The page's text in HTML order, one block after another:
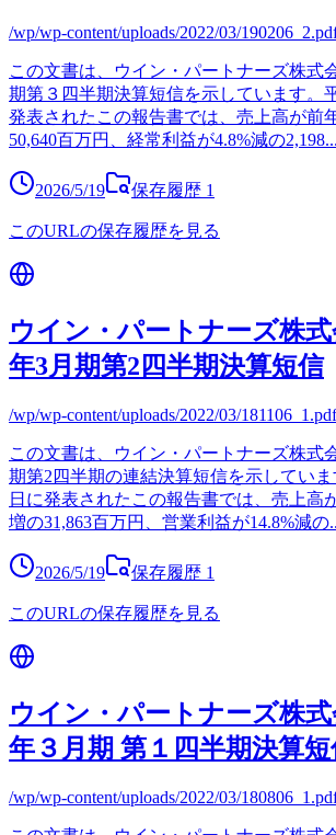
/wp/wp-content/uploads/2022/03/
この文書は、ウイン・パートナーズ株式
期第３四半期決算短信を示しています。
発表されたこの報告書では、売上高が前
50,640百万円、経常利益が4.8%減の2,198...
2026/5/19 保存履歴 1
このURLの保存履歴を見る
ウイン・パートナーズ株式
年3月期第2四半期決算短信
/wp/wp-content/uploads/2022/03/181106_1.pdf
この文書は、ウイン・パートナーズ株式
期第2四半期の連結決算短信を示してい
日に発表されたこの報告書では、売上高
増の31,863百万円、営業利益が14.8%減の
2026/5/19 保存履歴 1
このURLの保存履歴を見る
ウイン・パートナーズ株式
年３月期 第１四半期決算短
/wp/wp-content/uploads/2022/03/